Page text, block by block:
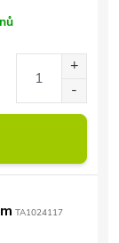
TA1024117